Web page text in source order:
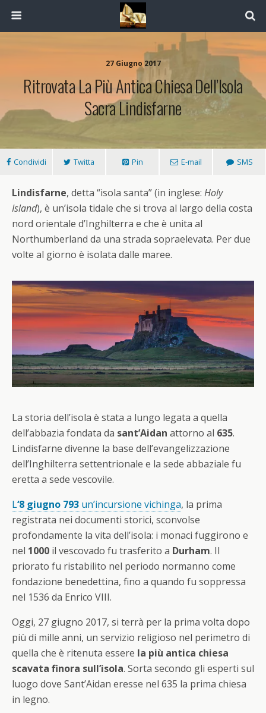
27 Giugno 2017
Ritrovata La Più Antica Chiesa Dell’Isola
Sacra Lindisfarne
Condividi Twitta Pin E-mail SMS
Lindisfarne, detta “isola santa” (in inglese: Holy
Island), è un’isola tidale che si trova al largo della costa
nord orientale d’Inghilterra e che è unita al
Northumberland da una strada sopraelevata. Per due
volte al giorno è isolata dalle maree.
La storia dell’isola è stata a lungo legata a quella
dell’abbazia fondata da sant’Aidan attorno al 635.
Lindisfarne divenne la base dell’evangelizzazione
dell’Inghilterra settentrionale e la sede abbaziale fu
eretta a sede vescovile.
L‘8 giugno 793 un’incursione vichinga, la prima
registrata nei documenti storici, sconvolse
profondamente la vita dell’isola: i monaci fuggirono e
nel 1000 il vescovado fu trasferito a Durham. Il
priorato fu ristabilito nel periodo normanno come
fondazione benedettina, fino a quando fu soppressa
nel 1536 da Enrico VIII.
Oggi, 27 giugno 2017, si terrà per la prima volta dopo
più di mille anni, un servizio religioso nel perimetro di
quella che è ritenuta essere la più antica chiesa
scavata finora sull’isola. Sorta secondo gli esperti sul
luogo dove Sant’Aidan eresse nel 635 la prima chiesa
in legno.